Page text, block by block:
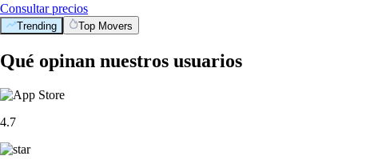
Consultar precios
Trending Top Movers
Qué opinan nuestros usuarios
4.7